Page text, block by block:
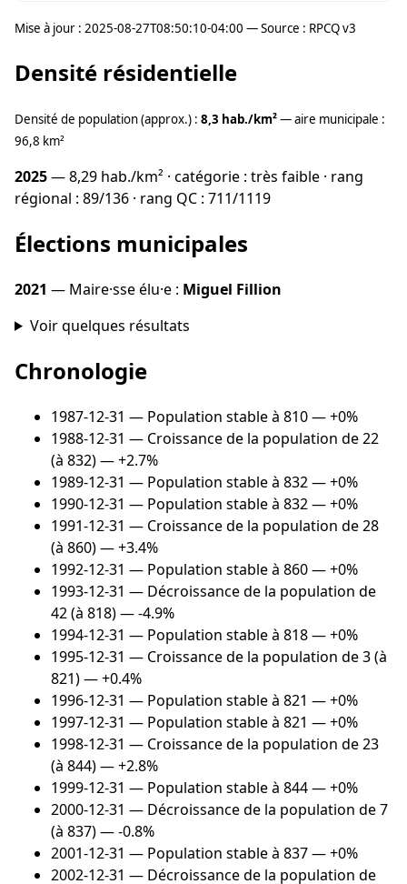
Mise à jour : 2025-08-27T08:50:10-04:00 — Source : RPCQ v3
Densité résidentielle
Densité de population (approx.) : 8,3 hab./km²— aire municipale :
96,8 km²
2025— 8,29 hab./km² · catégorie : très faible · rang
régional : 89/136 · rang QC : 711/1119
Élections municipales
2021 — Maire·sse élu·e : Miguel Fillion
Voir quelques résultats
Chronologie
1987-12-31 — Population stable à 810 — +0%
1988-12-31 — Croissance de la population de 22
(à 832) — +2.7%
1989-12-31 — Population stable à 832 — +0%
1990-12-31 — Population stable à 832 — +0%
1991-12-31 — Croissance de la population de 28
(à 860) — +3.4%
1992-12-31 — Population stable à 860 — +0%
1993-12-31 — Décroissance de la population de
42 (à 818) — -4.9%
1994-12-31 — Population stable à 818 — +0%
1995-12-31 — Croissance de la population de 3 (à
821) — +0.4%
1996-12-31 — Population stable à 821 — +0%
1997-12-31 — Population stable à 821 — +0%
1998-12-31 — Croissance de la population de 23
(à 844) — +2.8%
1999-12-31 — Population stable à 844 — +0%
2000-12-31 — Décroissance de la population de 7
(à 837) — -0.8%
2001-12-31 — Population stable à 837 — +0%
2002-12-31 — Décroissance de la population de